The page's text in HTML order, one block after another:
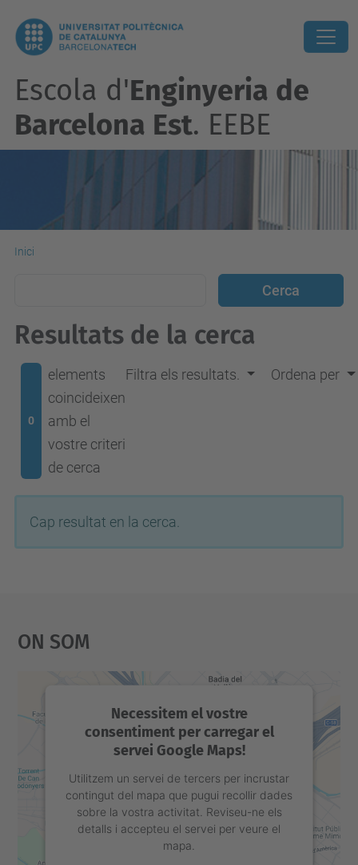
Escola d'Enginyeria de
Barcelona Est. EEBE
Inici
Resultats de la cerca
0
elements
coincideixen
amb el
vostre criteri
de cerca
Filtra els resultats. Ordena per
Cap resultat en la cerca.
On Som
Necessitem el vostre
consentiment per carregar el
servei Google Maps!
Utilitzem un servei de tercers per incrustar
contingut del mapa que pugui recollir dades
sobre la vostra activitat. Reviseu-ne els
detalls i accepteu el servei per veure el
mapa.